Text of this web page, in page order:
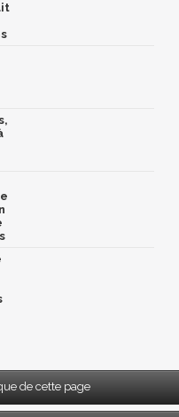
de cette page